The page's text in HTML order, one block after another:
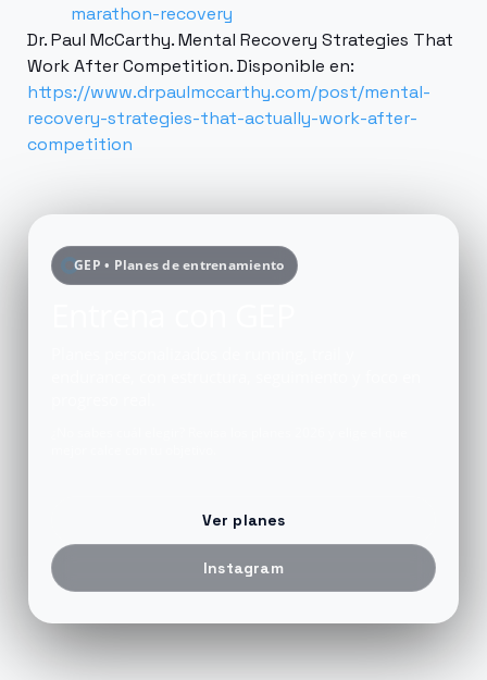
marathon-recovery
Dr. Paul McCarthy. Mental Recovery Strategies That
Work After Competition. Disponible en:
https://www.drpaulmccarthy.com/post/mental-
recovery-strategies-that-actually-work-after-
competition
GEP • Planes de entrenamiento
Ver planes
Instagram